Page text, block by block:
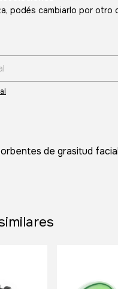
podés cambiarlo por otro
de grasitud